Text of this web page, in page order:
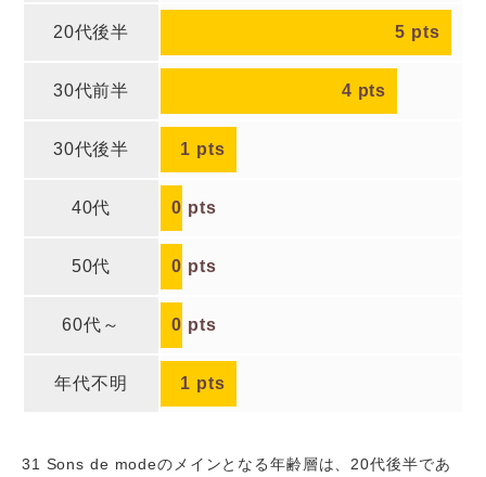
20代後半 5 pts
30代前半 4 pts
30代後半 1 pts
40代 0 pts
50代 0 pts
60代～ 0 pts
年代不明 1 pts
31 Sons de modeのメインとなる年齢層は、20代後半であ